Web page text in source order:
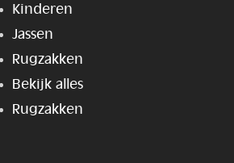
Kinderen
Jassen
Rugzakken
Bekijk alles
Rugzakken